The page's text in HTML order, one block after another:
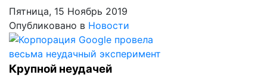
Пятница, 15 Ноябрь 2019
Опубликовано в Новости
Крупной неудачей